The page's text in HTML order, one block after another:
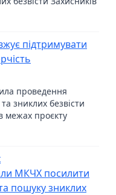
підтримувати
проведення
зниклих безвісти
межах проєкту
МКЧХ посилити
пошуку зниклих